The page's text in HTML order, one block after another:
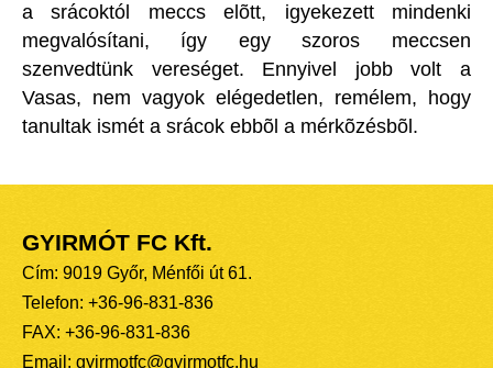
a srácoktól meccs elõtt, igyekezett mindenki
megvalósítani, így egy szoros meccsen
szenvedtünk vereséget. Ennyivel jobb volt a
Vasas, nem vagyok elégedetlen, remélem, hogy
tanultak ismét a srácok ebbõl a mérkõzésbõl.
GYIRMÓT FC Kft.
Cím: 9019 Győr, Ménfői út 61.
Telefon: +36-96-831-836
FAX: +36-96-831-836
Email: gyirmotfc@gyirmotfc.hu